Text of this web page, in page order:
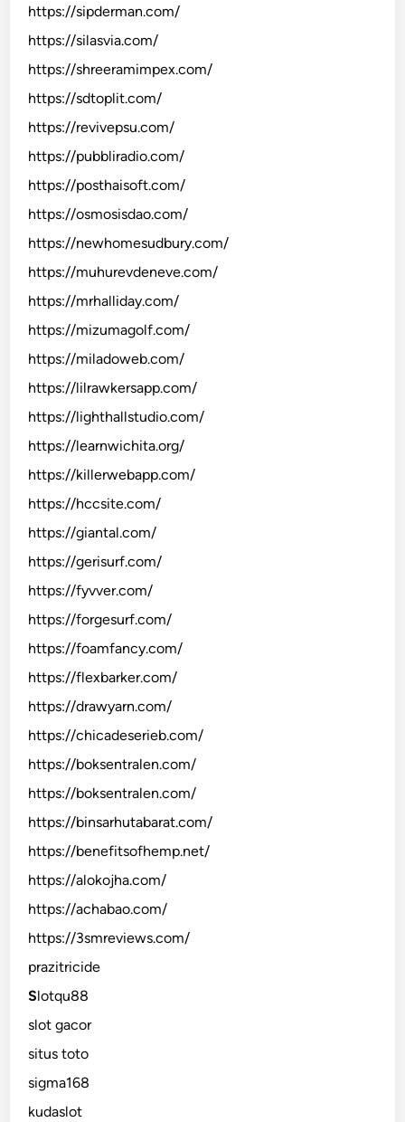
https://sipderman.com/
https://silasvia.com/
https://shreeramimpex.com/
https://sdtoplit.com/
https://revivepsu.com/
https://pubbliradio.com/
https://posthaisoft.com/
https://osmosisdao.com/
https://newhomesudbury.com/
https://muhurevdeneve.com/
https://mrhalliday.com/
https://mizumagolf.com/
https://miladoweb.com/
https://lilrawkersapp.com/
https://lighthallstudio.com/
https://learnwichita.org/
https://killerwebapp.com/
https://hccsite.com/
https://giantal.com/
https://gerisurf.com/
https://fyvver.com/
https://forgesurf.com/
https://foamfancy.com/
https://flexbarker.com/
https://drawyarn.com/
https://chicadeserieb.com/
https://boksentralen.com/
https://boksentralen.com/
https://binsarhutabarat.com/
https://benefitsofhemp.net/
https://alokojha.com/
https://achabao.com/
https://3smreviews.com/
prazitricide
Slotqu88
slot gacor
situs toto
sigma168
kudaslot